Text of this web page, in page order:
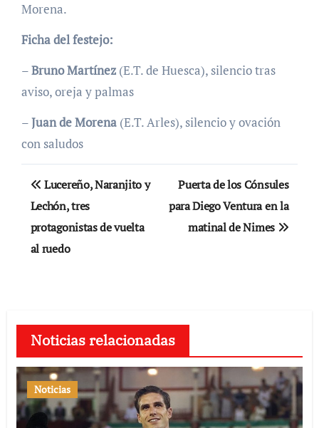
Morena.
Ficha del festejo:
–Bruno Martínez(E.T. de Huesca), silencio tras
aviso, oreja y palmas
–Juan de Morena(E.T. Arles), silencio y ovación
con saludos
Navegación
de
entradas
Lucereño, Naranjito y
Lechón, tres
protagonistas de vuelta
al ruedo
Puerta de los Cónsules
para Diego Ventura en la
matinal de Nimes
Noticias relacionadas
Noticias